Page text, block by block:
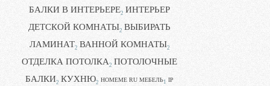
БАЛКИ В ИНТЕРЬЕРЕ2 ИНТЕРЬЕР
ДЕТСКОЙ КОМНАТЫ2 ВЫБИРАТЬ
ЛАМИНАТ2 ВАННОЙ КОМНАТЫ2
ОТДЕЛКА ПОТОЛКА2 ПОТОЛОЧНЫЕ
БАЛКИ2 КУХНЮ2 HOMEME RU МЕБЕЛЬ1 IP